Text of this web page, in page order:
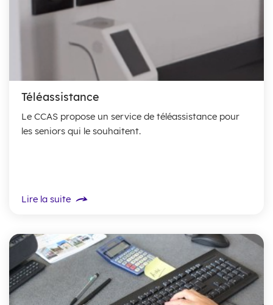
Téléassistance
Le CCAS propose un service de téléassistance pour
les seniors qui le souhaitent.
Lire la suite